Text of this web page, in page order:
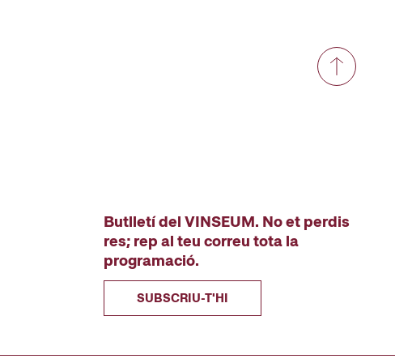
Butlletí del VINSEUM. No et perdis
res; rep al teu correu tota la
programació.
SUBSCRIU-T'HI